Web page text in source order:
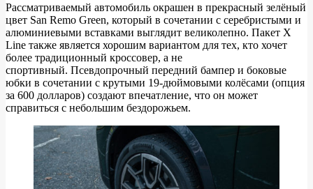
Рассматриваемый автомобиль окрашен в прекрасный зелёный
цвет San Remo Green, который в сочетании с серебристыми и
алюминиевыми вставками выглядит великолепно. Пакет X
Line также является хорошим вариантом для тех, кто хочет
более традиционный кроссовер, а не
спортивный. Псевдопрочный передний бампер и боковые
юбки в сочетании с крутыми 19-дюймовыми колёсами (опция
за 600 долларов) создают впечатление, что он может
справиться с небольшим бездорожьем.